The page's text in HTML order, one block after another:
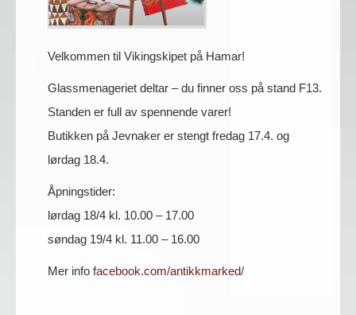
Velkommen til Vikingskipet på Hamar!
Glassmenageriet deltar – du finner oss på stand F13.
Standen er full av spennende varer!
Butikken på Jevnaker er stengt fredag 17.4. og
lørdag 18.4.
Åpningstider:
lørdag 18/4 kl. 10.00 – 17.00
søndag 19/4 kl. 11.00 – 16.00
Mer info facebook.com/antikkmarked/